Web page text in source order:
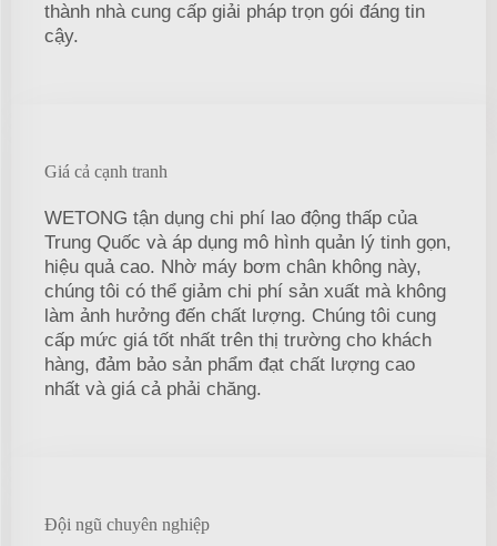
thành nhà cung cấp giải pháp trọn gói đáng tin
cậy.
Giá cả cạnh tranh
WETONG tận dụng chi phí lao động thấp của
Trung Quốc và áp dụng mô hình quản lý tinh gọn,
hiệu quả cao. Nhờ máy bơm chân không này,
chúng tôi có thể giảm chi phí sản xuất mà không
làm ảnh hưởng đến chất lượng. Chúng tôi cung
cấp mức giá tốt nhất trên thị trường cho khách
hàng, đảm bảo sản phẩm đạt chất lượng cao
nhất và giá cả phải chăng.
Đội ngũ chuyên nghiệp